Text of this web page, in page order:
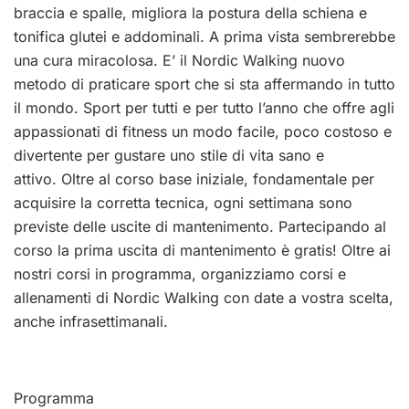
braccia e spalle, migliora la postura della schiena e
tonifica glutei e addominali. A prima vista sembrerebbe
una cura miracolosa. E’ il Nordic Walking nuovo
metodo di praticare sport che si sta affermando in tutto
il mondo. Sport per tutti e per tutto l’anno che offre agli
appassionati di fitness un modo facile, poco costoso e
divertente per gustare uno stile di vita sano e
attivo. Oltre al corso base iniziale, fondamentale per
acquisire la corretta tecnica, ogni settimana sono
previste delle uscite di mantenimento. Partecipando al
corso la prima uscita di mantenimento è gratis! Oltre ai
nostri corsi in programma, organizziamo corsi e
allenamenti di Nordic Walking con date a vostra scelta,
anche infrasettimanali.
Programma